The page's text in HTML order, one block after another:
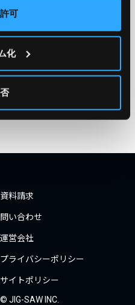
可
化
#奮闘記
#構築
ジニア
資料請求
問い合わせ
運営会社
プライバシーポリシー
サイトポリシー
© JIG-SAW INC.